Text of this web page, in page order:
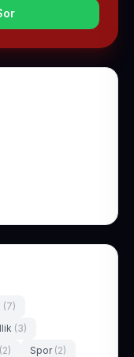
(7)
(3)
(2) Spor (2)